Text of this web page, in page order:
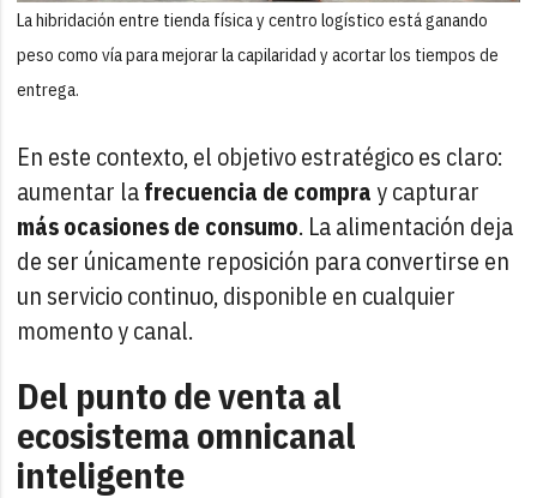
La hibridación entre tienda física y centro logístico está ganando
peso como vía para mejorar la capilaridad y acortar los tiempos de
entrega.
En este contexto, el objetivo estratégico es claro:
aumentar lafrecuencia de compray capturar
más ocasiones de consumo. La alimentación deja
de ser únicamente reposición para convertirse en
un servicio continuo, disponible en cualquier
momento y canal.
Del punto de venta al
ecosistema omnicanal
inteligente